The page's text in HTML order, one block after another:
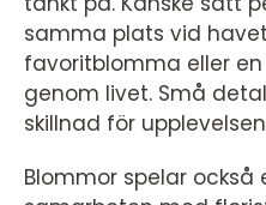
samma plats vid
favoritblomma eller
genom livet. Små
skillnad för
Blommor spelar också